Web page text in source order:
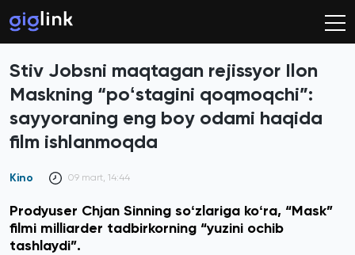
Stiv Jobsni maqtagan rejissyor Ilon
Maskning “poʻstagini qoqmoqchi”:
sayyoraning eng boy odami haqida
film ishlanmoqda
Kino 09 mart, 14:44
Prodyuser Chjan Sinning soʻzlariga koʻra, “Mask”
filmi milliarder tadbirkorning “yuzini ochib
tashlaydi”.